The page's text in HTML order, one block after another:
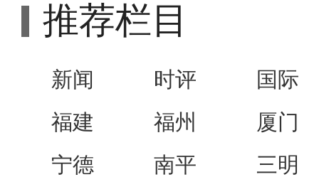
推荐栏目
新闻 时评
国际
福建
福州
厦门
宁德
南平 三明